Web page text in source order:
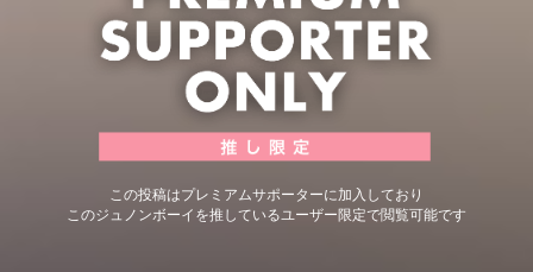
この投稿はプレミアムサポーターに加入しており
このジュノンボーイを推しているユーザー限定で閲覧可能です